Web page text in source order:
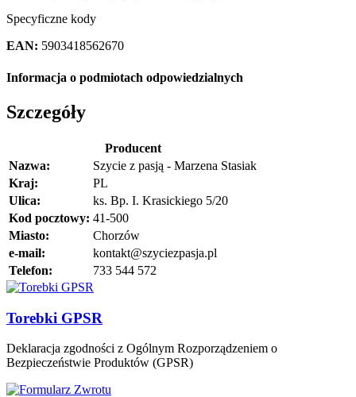
Specyficzne kody
EAN: 5903418562670
Informacja o podmiotach odpowiedzialnych
Szczegóły
Producent
Nazwa:
Szycie z pasją - Marzena Stasiak
Kraj:
PL
Ulica:
ks. Bp. I. Krasickiego 5/20
Kod pocztowy: 41-500
Miasto:
Chorzów
e-mail:
kontakt@szyciezpasja.pl
Telefon:
733 544 572
Torebki GPSR
Deklaracja zgodności z Ogólnym Rozporządzeniem o
Bezpieczeństwie Produktów (GPSR)